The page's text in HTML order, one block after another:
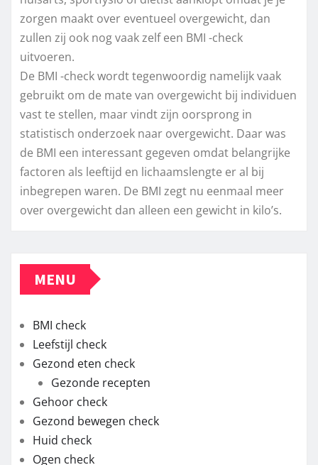
zorgen maakt over eventueel overgewicht, dan
zullen zij ook nog vaak zelf een BMI -check
uitvoeren.
De BMI -check wordt tegenwoordig namelijk vaak
gebruikt om de mate van overgewicht bij individuen
vast te stellen, maar vindt zijn oorsprong in
statistisch onderzoek naar overgewicht. Daar was
de BMI een interessant gegeven omdat belangrijke
factoren als leeftijd en lichaamslengte er al bij
inbegrepen waren. De BMI zegt nu eenmaal meer
over overgewicht dan alleen een gewicht in kilo’s.
MENU
BMI check
Leefstijl check
Gezond eten check
Gezonde recepten
Gehoor check
Gezond bewegen check
Huid check
Ogen check